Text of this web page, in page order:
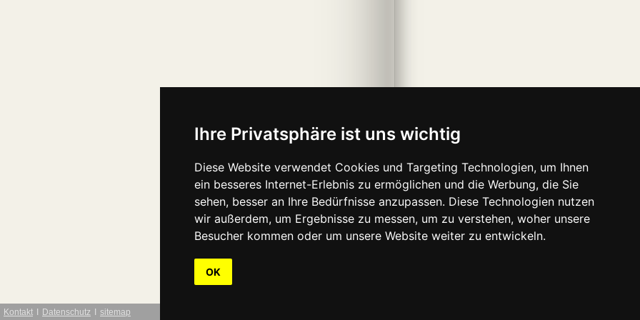
Ihre Privatsphäre ist uns wichtig
Diese Website verwendet Cookies und Targeting Technologien, um Ihnen
ein besseres Internet-Erlebnis zu ermöglichen und die Werbung, die Sie
sehen, besser an Ihre Bedürfnisse anzupassen. Diese Technologien nutzen
wir außerdem, um Ergebnisse zu messen, um zu verstehen, woher unsere
Besucher kommen oder um unsere Website weiter zu entwickeln.
OK
Kontakt Datenschutz sitemap